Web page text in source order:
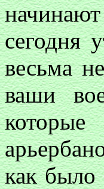
сегодня
весьма
ваши
как было